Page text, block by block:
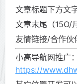
文章标题下方文
文章末尾（15O/
友情链接/合作伙
小高导航网推广：
https://